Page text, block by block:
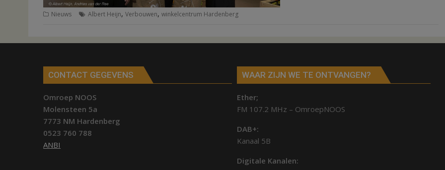
Nieuws Albert Heijn, Verbouwen, winkelcentrum Hardenberg
CONTACT GEGEVENS
Omroep NOOS
Molensteen 5a
7773 NM Hardenberg
0523 760 788
ANBI
WAAR ZIJN WE TE ONTVANGEN?
Ether;
FM 107.2 MHz – OmroepNOOS
DAB+:
Kanaal 5B
Digitale Kanalen: